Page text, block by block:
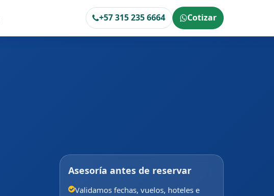
+57 315 235 6664 Cotizar
Asesoría antes de reservar
Validamos fechas, vuelos, hoteles e